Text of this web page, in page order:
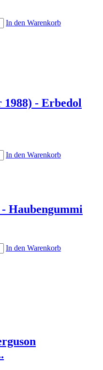
In den Warenkorb
- Erbedol
In den Warenkorb
Haubengummi
In den Warenkorb